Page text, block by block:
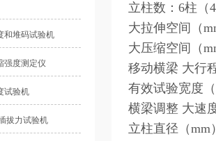
和堆码试验机
强度测定仪
试验机
拔力试验机
立柱数：6柱（
大拉伸空间（
大压缩空间（
移动横梁 大行
有效试验宽度
横梁调整 大速
立柱直径（mm